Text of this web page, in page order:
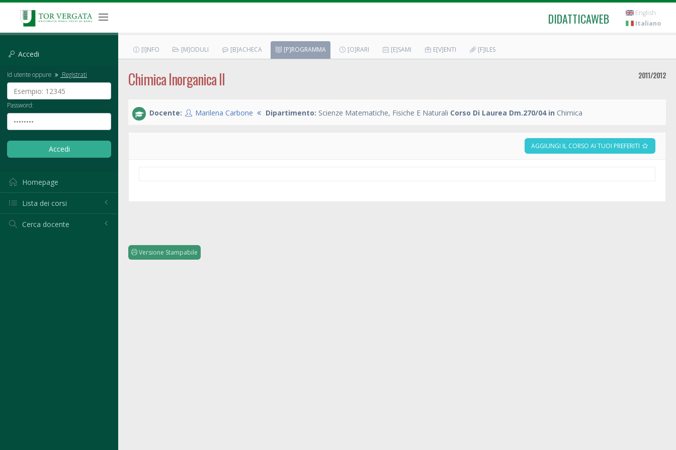
DIDATTICAWEB
English
Italiano
Accedi
Id utente oppure Registrati
Password:
Homepage
Lista dei corsi
Cerca docente
[I]NFO [M]ODULI [B]ACHECA [P]ROGRAMMA [O]RARI [E]SAMI E[V]ENTI [F]ILES
Chimica Inorganica II 2011/2012
Docente: Marilena Carbone Dipartimento: Scienze Matematiche, Fisiche E Naturali Corso Di Laurea Dm.270/04 in Chimica
AGGIUNGI IL CORSO AI TUOI PREFERITI
Versione Stampabile